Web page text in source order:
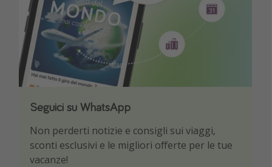
Seguici su WhatsApp
Non perderti notizie e consigli sui viaggi,
sconti esclusivi e le migliori offerte per le tue
vacanze!
Scarica la nostra App
Sii il primo a conoscere le migliori offerte di
viaggio